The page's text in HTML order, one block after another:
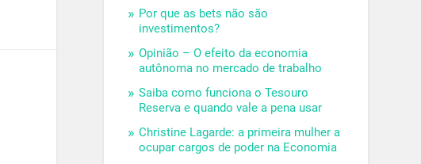
Por que as bets não são
investimentos?
Opinião – O efeito da economia
autônoma no mercado de trabalho
Saiba como funciona o Tesouro
Reserva e quando vale a pena usar
Christine Lagarde: a primeira mulher a
ocupar cargos de poder na Economia